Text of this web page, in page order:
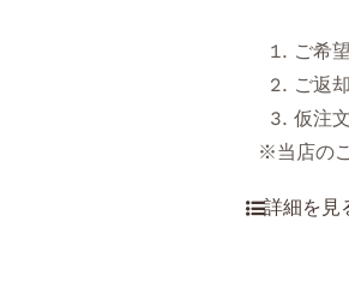
ご希
ご返
仮注
※当店の